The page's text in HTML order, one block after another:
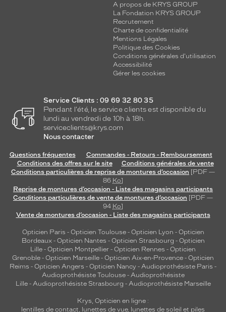
A propos de KRYS GROUP
La Fondation KRYS GROUP
Recrutement
Charte de confidentialité
Mentions Légales
Politique des Cookies
Conditions générales d'utilisation
Accessibilité
Gérer les cookies
Service Clients : 09 69 32 80 35
Pendant l'été, le service clients est disponible du
lundi au vendredi de 10h à 18h.
serviceclients@krys.com
Nous contacter
Questions fréquentes
Commandes - Retours - Remboursement
Conditions des offres sur le site
Conditions générales de vente
Conditions particulières de reprise de montures d’occasion [PDF —
86 Ko]
Reprise de montures d’occasion - Liste des magasins participants
Conditions particulières de vente de montures d’occasion [PDF —
94 Ko]
Vente de montures d’occasion - Liste des magasins participants
Opticien Paris - Opticien Toulouse- Opticien Lyon - Opticien
Bordeaux- Opticien Nantes - Opticien Strasbourg - Opticien
Lille - Opticien Montpellier - Opticien Rennes - Opticien
Grenoble - Opticien Marseille - Opticien Aix-en-Provence - Opticien
Reims - Opticien Angers - Opticien Nancy - Audioprothésiste Paris -
Audioprothésiste Toulouse- Audioprothésiste
Lille- Audioprothésiste Strasbourg - Audioprothésiste Marseille
Krys, Opticien en ligne :
lentilles de contact lunettes de vue, lunettes de soleil et piles